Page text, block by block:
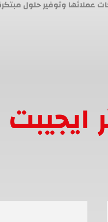
عملائها وتوفير حلول